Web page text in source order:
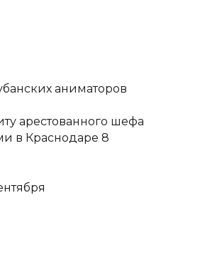
аниматоров
арестованного шефа
в Краснодаре 8